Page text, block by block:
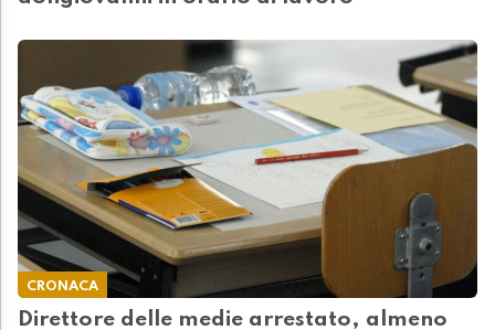
CRONACA
Direttore delle medie arrestato, almeno